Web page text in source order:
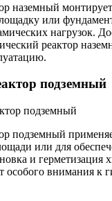
наземный
или
нагрузок.
реактор
подземный
подземный
или для
и герметизация
особого внимания к